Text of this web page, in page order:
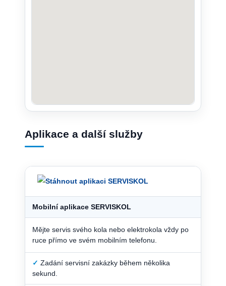
Aplikace a další služby
Mobilní aplikace SERVISKOL
Mějte servis svého kola nebo elektrokola vždy po
ruce přímo ve svém mobilním telefonu.
✓ Zadání servisní zakázky během několika
sekund.